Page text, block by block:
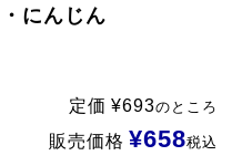
にんじん
定価 ¥693のところ
販売価格 ¥658税込